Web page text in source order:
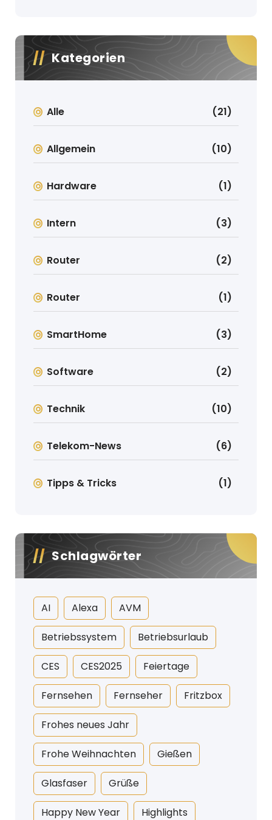
Kategorien
Alle (21)
Allgemein (10)
Hardware (1)
Intern (3)
Router (2)
Router (1)
SmartHome (3)
Software (2)
Technik (10)
Telekom-News (6)
Tipps & Tricks (1)
Schlagwörter
AI Alexa AVM
Betriebssystem Betriebsurlaub
CES CES2025 Feiertage
Fernsehen Fernseher Fritzbox
Frohes neues Jahr
Frohe Weihnachten Gießen
Glasfaser Grüße
Happy New Year Highlights